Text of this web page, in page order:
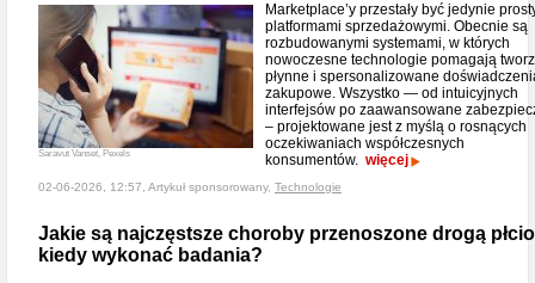
Saravut Vanset, Pexels
Marketplace’y przestały być jedynie
platformami sprzedażowymi. Obecnie są
rozbudowanymi systemami, w których
nowoczesne technologie pomagają
płynne i spersonalizowane
zakupowe. Wszystko — od intuicyjnych
interfejsów po zaawansowane
– projektowane jest z myślą o rosnących
oczekiwaniach współczesnych
konsumentów. więcej
02-06-2026, 12:57, Artykuł sponsorowany, Technologie
Jakie są najczęstsze choroby przenoszone drogą
kiedy wykonać badania?